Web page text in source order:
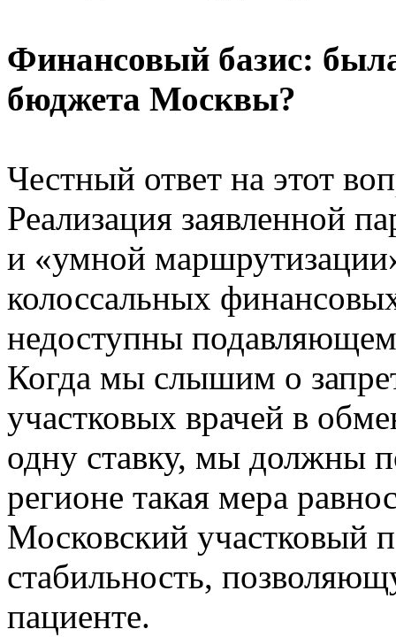
Финансовый базис:
бюджета Москвы?
Честный ответ на этот
Реализация заявленной
и «умной
колоссальных
недоступны
Когда мы слышим о
участковых врачей в
одну ставку, мы должны
регионе такая мера
Московский участковый
стабильность,
пациенте.